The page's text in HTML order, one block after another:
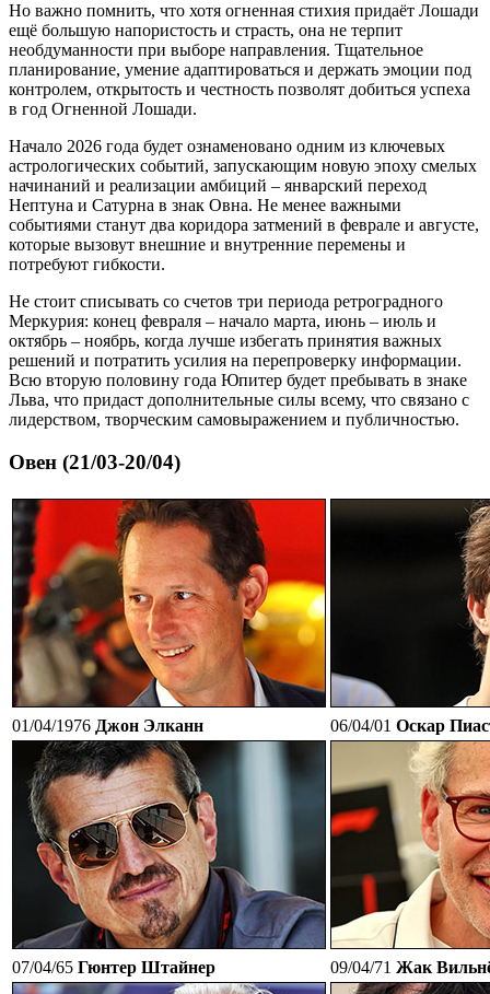
Но важно помнить, что хотя огненная стихия придаёт Лошади
ещё большую напористость и страсть, она не терпит
необдуманности при выборе направления. Тщательное
планирование, умение адаптироваться и держать эмоции под
контролем, открытость и честность позволят добиться успеха
в год Огненной Лошади.
Начало 2026 года будет ознаменовано одним из ключевых
астрологических событий, запускающим новую эпоху смелых
начинаний и реализации амбиций – январский переход
Нептуна и Сатурна в знак Овна. Не менее важными
событиями станут два коридора затмений в феврале и августе,
которые вызовут внешние и внутренние перемены и
потребуют гибкости.
Не стоит списывать со счетов три периода ретроградного
Меркурия: конец февраля – начало марта, июнь – июль и
октябрь – ноябрь, когда лучше избегать принятия важных
решений и потратить усилия на перепроверку информации.
Всю вторую половину года Юпитер будет пребывать в знаке
Льва, что придаст дополнительные силы всему, что связано с
лидерством, творческим самовыражением и публичностью.
Овен (21/03-20/04)
01/04/1976 Джон Элканн 06/04/01 Оскар
07/04/65 Гюнтер Штайнер 09/04/71 Жак